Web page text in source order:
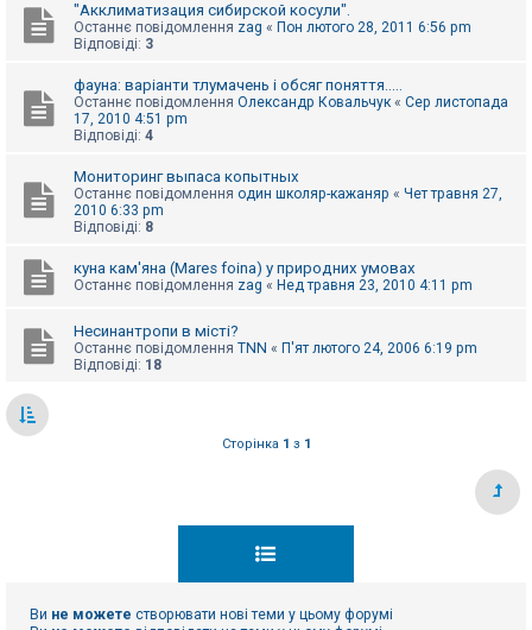
П
у
о
а
"Акклиматизация сибирской косули".
Останнє повідомлення zag « Пон лютого 28, 2011 6:56 pm
Відповіді: 3
фауна: варіанти тлумачень і обсяг поняття.....
Останнє повідомлення Олександр Ковальчук « Сер листопада
17, 2010 4:51 pm
Відповіді: 4
Мониторинг выпаса копытных
Останнє повідомлення один школяр-кажаняр « Чет травня 27,
2010 6:33 pm
Відповіді: 8
куна кам'яна (Mares foina) у природних умовах
Останнє повідомлення zag « Нед травня 23, 2010 4:11 pm
Несинантропи в місті?
Останнє повідомлення TNN « П'ят лютого 24, 2006 6:19 pm
Відповіді: 18
Сторінка 1 з 1
Ви не можете створювати нові теми у цьому форумі